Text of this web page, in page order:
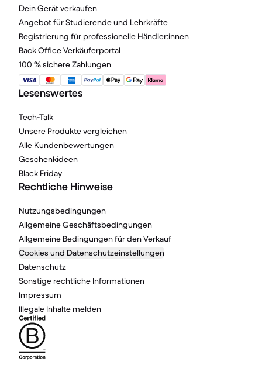
Dein Gerät verkaufen
Angebot für Studierende und Lehrkräfte
Registrierung für professionelle Händler:innen
Back Office Verkäuferportal
100 % sichere Zahlungen
Lesenswertes
Tech-Talk
Unsere Produkte vergleichen
Alle Kundenbewertungen
Geschenkideen
Black Friday
Rechtliche Hinweise
Nutzungsbedingungen
Allgemeine Geschäftsbedingungen
Allgemeine Bedingungen für den Verkauf
Cookies und Datenschutzeinstellungen
Datenschutz
Sonstige rechtliche Informationen
Impressum
Illegale Inhalte melden